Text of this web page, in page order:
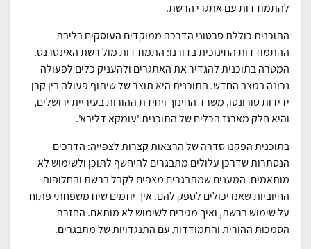
להתמודדות עם אתגרי הרשת.
התוכנית כוללת סרטוני הדרכה ממוקדים העוסקים בליבת
ההתמודדות החינוכית בדורנו: התמודדות מול רשת האינטרנט.
המטרה בתוכנית להגדיר את האתגרים ולהעניק כלים לפעולה
נכונה במצב החדש. התוכנית היא תוצר של שיתוף פעולה בין קרן
ידידות טורונטו, משרד החינוך ויחידת ההורות בעיריית ירושלים,
והיא חלק מארגז הכלים של התוכנית 'עומקא דליבא'.
בתוכנית הפקנו סדרה של הרצאות קצרות לצפייה: הדרכים
הנסתרות שדרכן עלולים מתבגרים להיחשף לתוכן ולשימוש לא
מותאמים. המענים שמתבגרים מצפים לקבל ברשת והחלופות
החיוביות שאנו יכולים לספק להם. איך יוזמים שיח משפחתי פתוח
על שימוש ברשת, ואיך מגיבים לשימוש לא מותאם. החזרת
הסמכות ההורית והתמודדות עם התנגדויות של מתבגרים.